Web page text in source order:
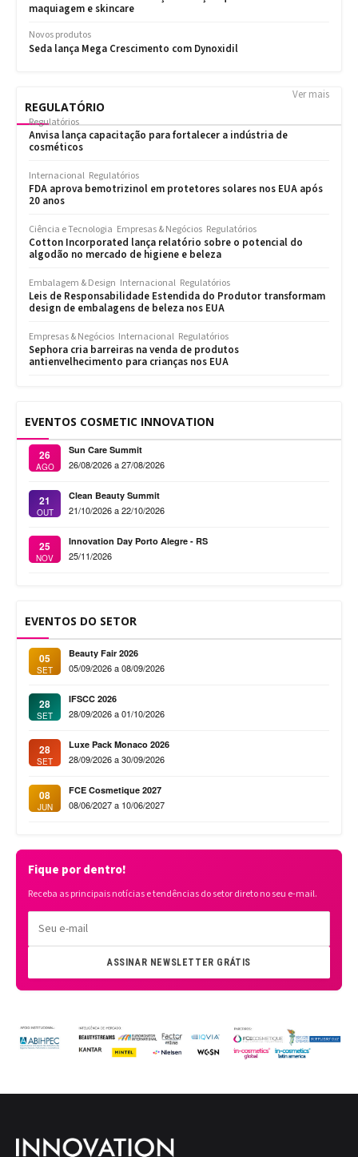
REGULATÓRIO
Ver mais
Regulatórios
Anvisa lança capacitação para fortalecer a indústria de
cosméticos
Internacional Regulatórios
FDA aprova bemotrizinol em protetores solares nos EUA após
20 anos
Ciência e Tecnologia Empresas & Negócios Regulatórios
Cotton Incorporated lança relatório sobre o potencial do
algodão no mercado de higiene e beleza
Embalagem & Design Internacional Regulatórios
Leis de Responsabilidade Estendida do Produtor transformam
design de embalagens de beleza nos EUA
Empresas & Negócios Internacional Regulatórios
Sephora cria barreiras na venda de produtos
antienvelhecimento para crianças nos EUA
EVENTOS COSMETIC INNOVATION
26
AGO
Sun Care Summit
26/08/2026 a 27/08/2026
21
OUT
Clean Beauty Summit
21/10/2026 a 22/10/2026
25
NOV
Innovation Day Porto Alegre - RS
25/11/2026
EVENTOS DO SETOR
05
SET
Beauty Fair 2026
05/09/2026 a 08/09/2026
28
SET
IFSCC 2026
28/09/2026 a 01/10/2026
28
SET
Luxe Pack Monaco 2026
28/09/2026 a 30/09/2026
08
JUN
FCE Cosmetique 2027
08/06/2027 a 10/06/2027
Fique por dentro!
Receba as principais notícias e tendências do setor direto no seu e-mail.
ASSINAR NEWSLETTER GRÁTIS